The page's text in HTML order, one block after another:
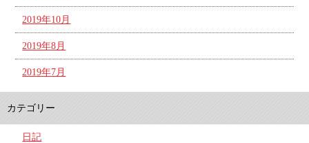
2019年10月
2019年8月
2019年7月
カテゴリー
日記